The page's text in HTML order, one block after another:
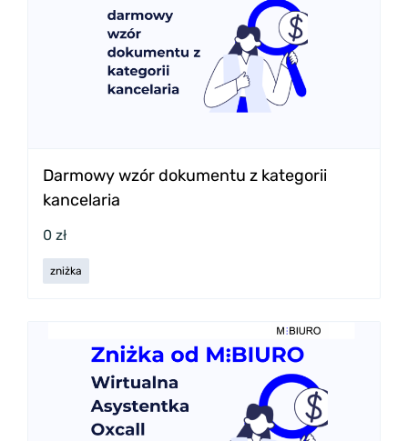
Darmowy wzór dokumentu z kategorii
kancelaria
0 zł
zniżka